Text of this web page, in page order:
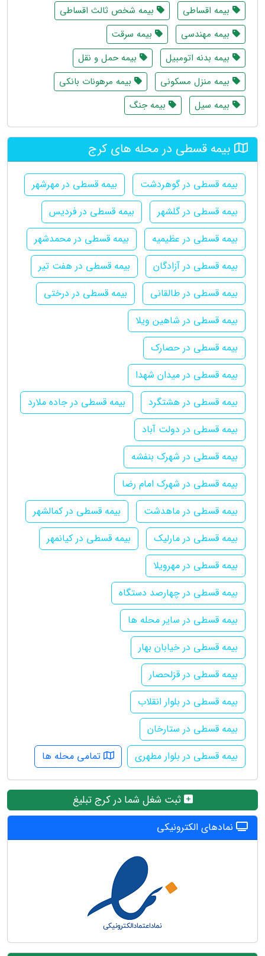
بیمه اقساطی
بیمه شخص ثالث اقساطی
بیمه مهندسی
بیمه سرقت
بیمه بدنه اتومبیل
بیمه حمل و نقل
بیمه منزل مسکونی
بیمه مرهونات بانکی
بیمه سیل
بیمه جنگ
بیمه قسطی در محله های کرج
بیمه قسطی در گوهردشت
بیمه قسطی در مهرشهر
بیمه قسطی در گلشهر
بیمه قسطی در فردیس
بیمه قسطی در عظیمیه
بیمه قسطی در محمدشهر
بیمه قسطی در آزادگان
بیمه قسطی در هفت تیر
بیمه قسطی در طالقانی
بیمه قسطی در درختی
بیمه قسطی در شاهین ویلا
بیمه قسطی در حصارک
بیمه قسطی در میدان شهدا
بیمه قسطی در هشتگرد
بیمه قسطی در جاده ملارد
بیمه قسطی در دولت آباد
بیمه قسطی در شهرک بنفشه
بیمه قسطی در شهرک امام رضا
بیمه قسطی در ماهدشت
بیمه قسطی در کمالشهر
بیمه قسطی در مارلیک
بیمه قسطی در کیانمهر
بیمه قسطی در مهرویلا
بیمه قسطی در چهارصد دستگاه
بیمه قسطی در سایر محله ها
بیمه قسطی در خیابان بهار
بیمه قسطی در قزلحصار
بیمه قسطی در بلوار انقلاب
بیمه قسطی در ستارخان
بیمه قسطی در بلوار مطهری
تمامی محله ها
ثبت شغل شما در کرج تبلیغ
نمادهای الکترونیکی